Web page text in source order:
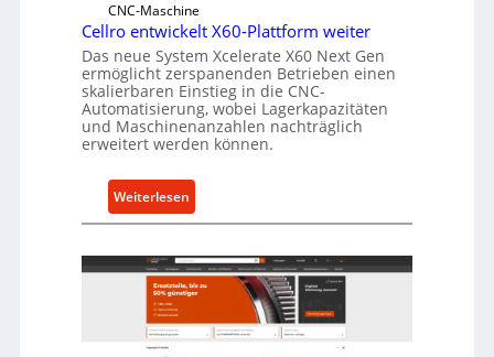
l
s
t
s
c
u
t
f
ü
r
i
CNC-Maschine
Cellro entwickelt X60-Plattform weiter
Das neue System Xcelerate X60 Next Gen
ermöglicht zerspanenden Betrieben einen
skalierbaren Einstieg in die CNC-
Automatisierung, wobei Lagerkapazitäten
und Maschinenanzahlen nachträglich
erweitert werden können.
Weiterlesen:
C
l
l